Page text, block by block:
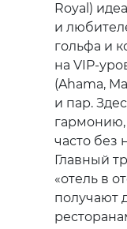
Royal)
и
гольфа и
на VIP-
(Ahama,
и пар.
гармонию,
часто без
Главный
«отель в
получают